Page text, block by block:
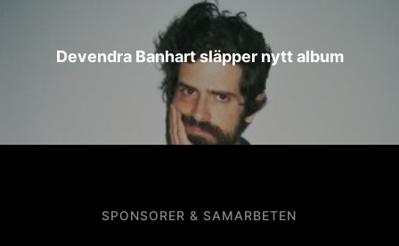
Devendra Banhart släpper nytt album
SPONSORER & SAMARBETEN